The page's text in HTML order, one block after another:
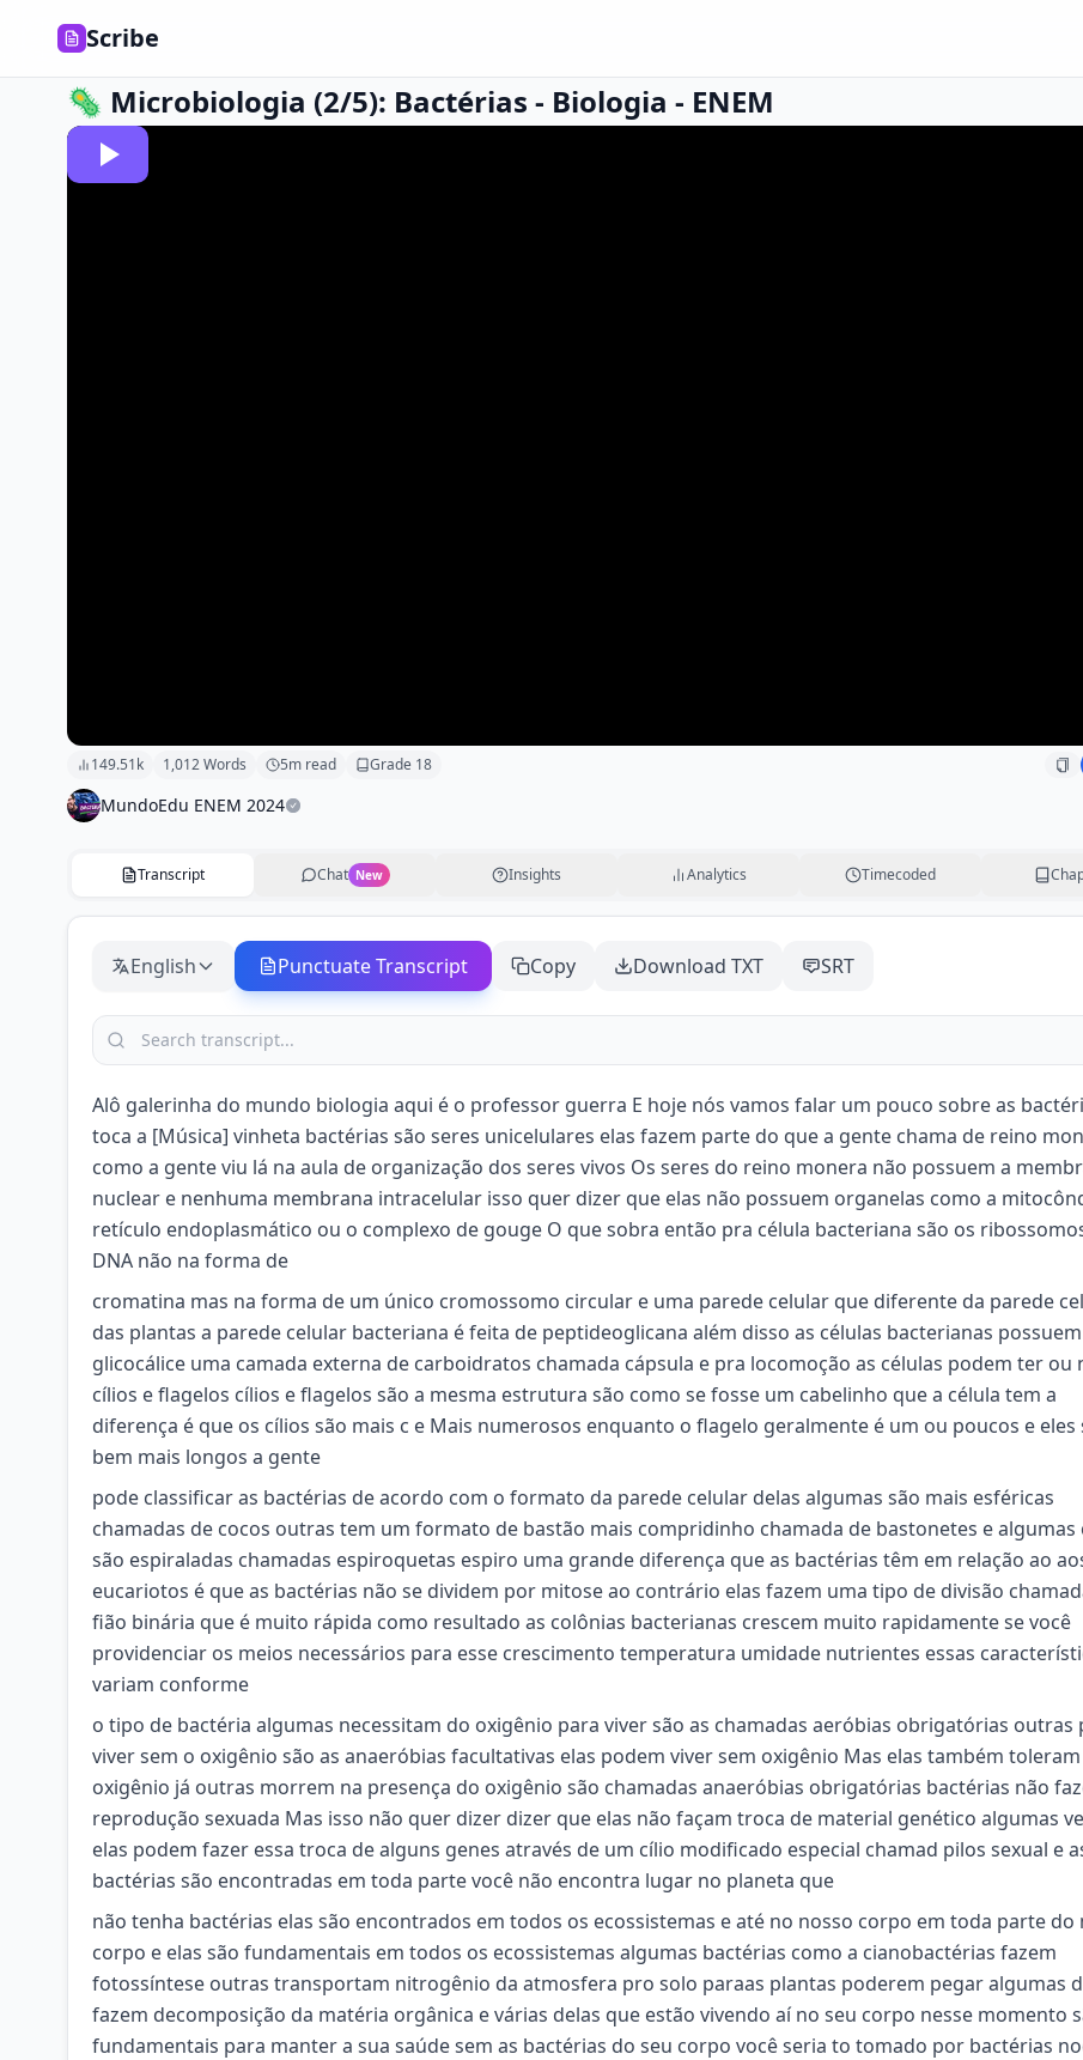
Scribe
🦠 Microbiologia (2/5): Bactérias - Biologia - ENEM
149.51k 1,012Words 5m read Grade 18
MundoEdu ENEM 2024
Transcript Chat New Insights Analytics Timecoded
English Punctuate Transcript Copy Download TXT SRT
Alô galerinha do mundo biologia aqui é o professor guerra E hoje nós vamos falar um pouco sobre as
toca a [Música] vinheta bactérias são seres unicelulares elas fazem parte do que a gente chama de reino
como a gente viu lá na aula de organização dos seres vivos Os seres do reino monera não possuem a
nuclear e nenhuma membrana intracelular isso quer dizer que elas não possuem organelas como a
retículo endoplasmático ou o complexo de gouge O que sobra então pra célula bacteriana são os
DNA não na forma de
cromatina mas na forma de um único cromossomo circular e uma parede celular que diferente da parede
das plantas a parede celular bacteriana é feita de peptideoglicana além disso as células bacterianas
glicocálice uma camada externa de carboidratos chamada cápsula e pra locomoção as células podem ter ou
cílios e flagelos cílios e flagelos são a mesma estrutura são como se fosse um cabelinho que a célula tem a
diferença é que os cílios são mais c e Mais numerosos enquanto o flagelo geralmente é um ou poucos e eles
bem mais longos a gente
pode classificar as bactérias de acordo com o formato da parede celular delas algumas são mais esféricas
chamadas de cocos outras tem um formato de bastão mais compridinho chamada de bastonetes e algumas
são espiraladas chamadas espiroquetas espiro uma grande diferença que as bactérias têm em relação ao
eucariotos é que as bactérias não se dividem por mitose ao contrário elas fazem uma tipo de divisão
fião binária que é muito rápida como resultado as colônias bacterianas crescem muito rapidamente se você
providenciar os meios necessários para esse crescimento temperatura umidade nutrientes essas
variam conforme
o tipo de bactéria algumas necessitam do oxigênio para viver são as chamadas aeróbias obrigatórias outras
viver sem o oxigênio são as anaeróbias facultativas elas podem viver sem oxigênio Mas elas também
oxigênio já outras morrem na presença do oxigênio são chamadas anaeróbias obrigatórias bactérias não
reprodução sexuada Mas isso não quer dizer dizer que elas não façam troca de material genético algumas
elas podem fazer essa troca de alguns genes através de um cílio modificado especial chamad pilos sexual e
bactérias são encontradas em toda parte você não encontra lugar no planeta que
não tenha bactérias elas são encontrados em todos os ecossistemas e até no nosso corpo em toda parte do
corpo e elas são fundamentais em todos os ecossistemas algumas bactérias como a cianobactérias fazem
fotossíntese outras transportam nitrogênio da atmosfera pro solo paraas plantas poderem pegar algumas
fazem decomposição da matéria orgânica e várias delas que estão vivendo aí no seu corpo nesse momento
fundamentais para manter a sua saúde sem as bactérias do seu corpo você seria to tomado por bactérias